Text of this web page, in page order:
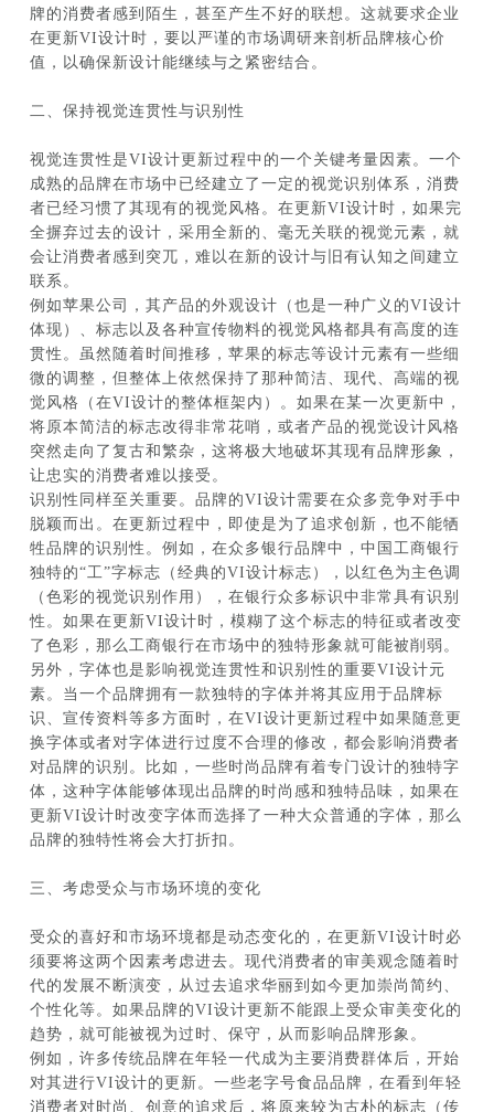
牌的消费者感到陌生，甚至产生不好的联想。这就要求企业
在更新VI设计时，要以严谨的市场调研来剖析品牌核心价
值，以确保新设计能继续与之紧密结合。
二、保持视觉连贯性与识别性
视觉连贯性是VI设计更新过程中的一个关键考量因素。一个
成熟的品牌在市场中已经建立了一定的视觉识别体系，消费
者已经习惯了其现有的视觉风格。在更新VI设计时，如果完
全摒弃过去的设计，采用全新的、毫无关联的视觉元素，就
会让消费者感到突兀，难以在新的设计与旧有认知之间建立
联系。
例如苹果公司，其产品的外观设计（也是一种广义的VI设计
体现）、标志以及各种宣传物料的视觉风格都具有高度的连
贯性。虽然随着时间推移，苹果的标志等设计元素有一些细
微的调整，但整体上依然保持了那种简洁、现代、高端的视
觉风格（在VI设计的整体框架内）。如果在某一次更新中，
将原本简洁的标志改得非常花哨，或者产品的视觉设计风格
突然走向了复古和繁杂，这将极大地破坏其现有品牌形象，
让忠实的消费者难以接受。
识别性同样至关重要。品牌的VI设计需要在众多竞争对手中
脱颖而出。在更新过程中，即使是为了追求创新，也不能牺
牲品牌的识别性。例如，在众多银行品牌中，中国工商银行
独特的“工”字标志（经典的VI设计标志），以红色为主色调
（色彩的视觉识别作用），在银行众多标识中非常具有识别
性。如果在更新VI设计时，模糊了这个标志的特征或者改变
了色彩，那么工商银行在市场中的独特形象就可能被削弱。
另外，字体也是影响视觉连贯性和识别性的重要VI设计元
素。当一个品牌拥有一款独特的字体并将其应用于品牌标
识、宣传资料等多方面时，在VI设计更新过程中如果随意更
换字体或者对字体进行过度不合理的修改，都会影响消费者
对品牌的识别。比如，一些时尚品牌有着专门设计的独特字
体，这种字体能够体现出品牌的时尚感和独特品味，如果在
更新VI设计时改变字体而选择了一种大众普通的字体，那么
品牌的独特性将会大打折扣。
三、考虑受众与市场环境的变化
受众的喜好和市场环境都是动态变化的，在更新VI设计时必
须要将这两个因素考虑进去。现代消费者的审美观念随着时
代的发展不断演变，从过去追求华丽到如今更加崇尚简约、
个性化等。如果品牌的VI设计更新不能跟上受众审美变化的
趋势，就可能被视为过时、保守，从而影响品牌形象。
例如，许多传统品牌在年轻一代成为主要消费群体后，开始
对其进行VI设计的更新。一些老字号食品品牌，在看到年轻
消费者对时尚、创意的追求后，将原来较为古朴的标志（传